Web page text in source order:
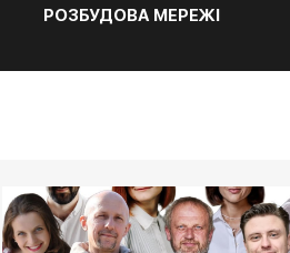
РОЗБУДОВА МЕРЕЖІ